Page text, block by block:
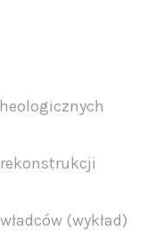
rekonstrukcji
(wykład)